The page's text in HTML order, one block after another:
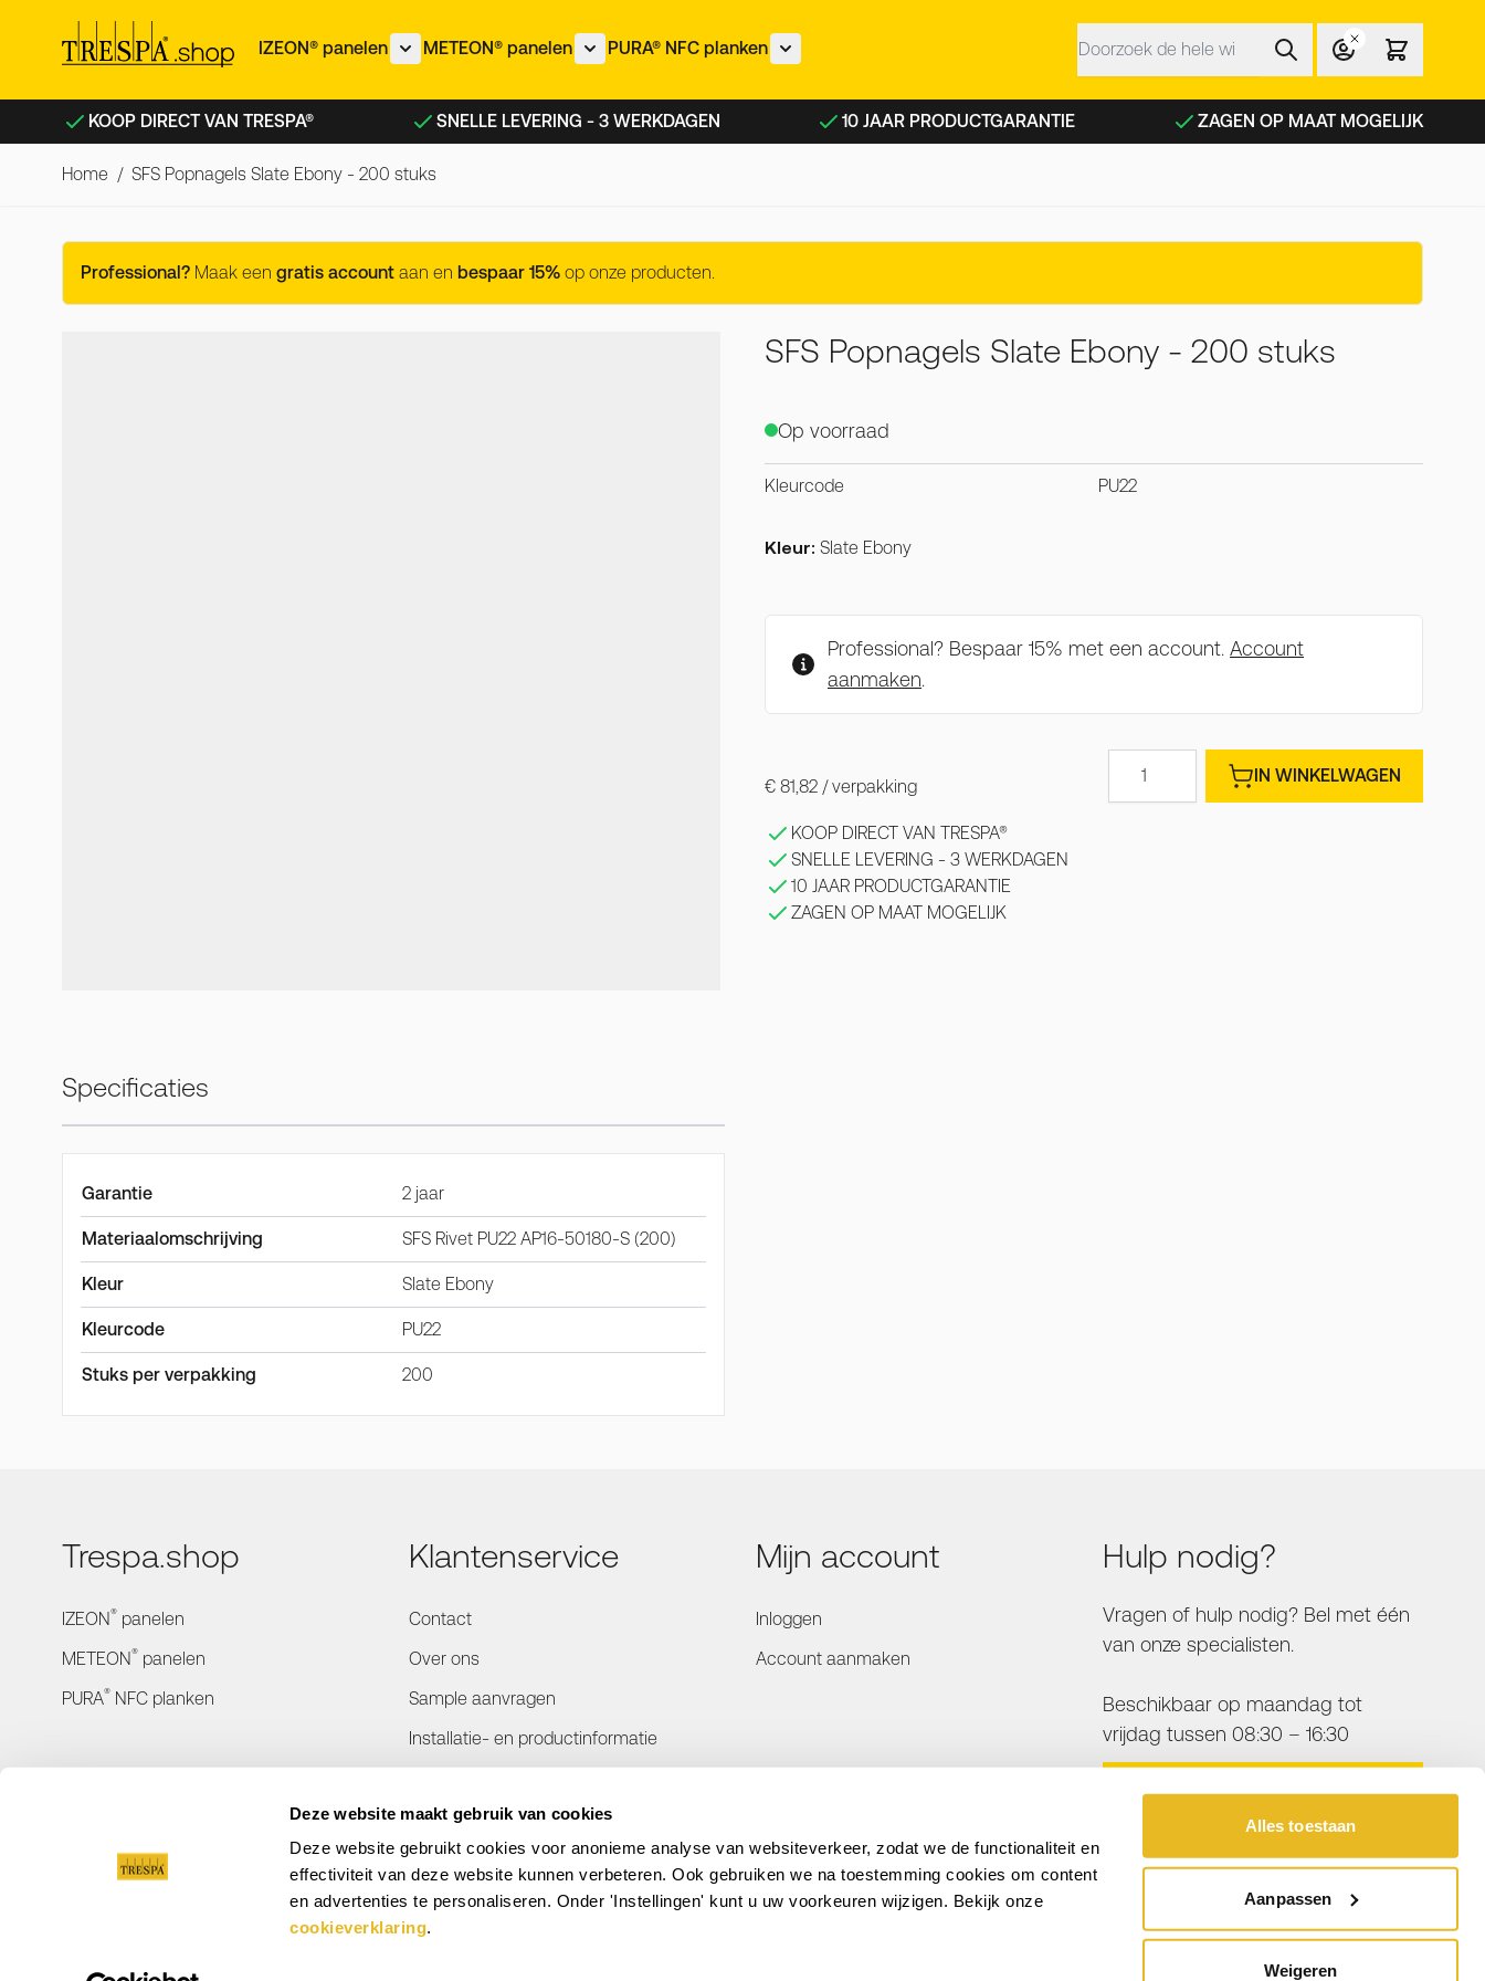
Deze website maakt gebruik van cookies
Deze website gebruikt cookies voor anonieme analyse van websiteverkeer, zodat we de functionaliteit en
effectiviteit van deze website kunnen verbeteren. Ook gebruiken we na toestemming cookies om content
en advertenties te personaliseren. Onder 'Instellingen' kunt u uw voorkeuren wijzigen. Bekijk onze
cookieverklaring.
Alles toestaan
Aanpassen
Weigeren
IZEON® panelen
Toon submenu voor IZEON® panelen categorie
METEON® panelen
Toon submenu voor METEON® panelen categorie
PURA® NFC planken
Toon submenu voor PURA® NFC planken categorie
KOOP DIRECT VAN TRESPA® SNELLE LEVERING - 3 WERKDAGEN 10 JAAR PRODUCTGARANTIE ZAGEN OP MAAT MOGELIJK
Home / SFS Popnagels Slate Ebony - 200 stuks
SFS Popnagels Slate Ebony - 200 stuks
Professional? Maak een gratis account aan en bespaar 15% op onze producten.
SFS Popnagels Slate Ebony - 200 stuks
Op voorraad
Kleurcode PU22
Kleur: Slate Ebony
Professional? Bespaar 15% met een account. Account
aanmaken.
€ 81,82 / verpakking
IN WINKELWAGEN
KOOP DIRECT VAN TRESPA®
SNELLE LEVERING - 3 WERKDAGEN
10 JAAR PRODUCTGARANTIE
ZAGEN OP MAAT MOGELIJK
Specificaties
Garantie 2 jaar
Materiaalomschrijving SFS Rivet PU22 AP16-50180-S (200)
Kleur Slate Ebony
Kleurcode PU22
Stuks per verpakking 200
Trespa.shop
IZEON® panelen
METEON® panelen
PURA® NFC planken
Klantenservice
Contact
Over ons
Sample aanvragen
Installatie- en productinformatie
Retourneren
Verzending
Mijn account
Inloggen
Account aanmaken
Hulp nodig?
Vragen of hulp nodig? Bel met één
van onze specialisten.
Beschikbaar op maandag tot
vrijdag tussen 08:30 – 16:30